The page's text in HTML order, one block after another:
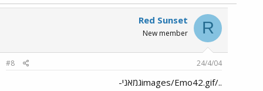
R
Red Sunset
New member
24/4/04
#8
../images/Emo42.gifגמאני-